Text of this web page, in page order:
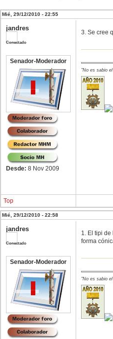
Mié, 29/12/2010 - 22:55
jandres
Conectado
Senador-Moderador
Desde: 8 Nov 2009
3. Se cree
"No es sabio
Top
Mié, 29/12/2010 - 22:58
jandres
Conectado
Senador-Moderador
1. El tipi
forma
"No es sabio